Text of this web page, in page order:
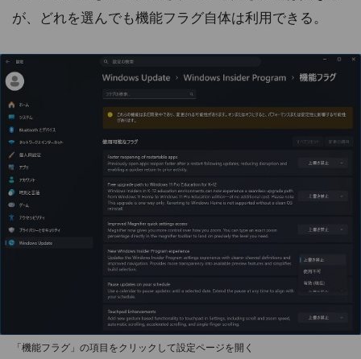
が、どれを選んでも機能フラグ自体は利用できる。
「機能フラグ」の項目をクリックして設定ページを開く